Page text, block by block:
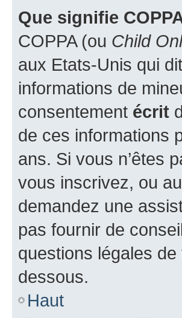
Que signifie
COPPA (ou Child
aux Etats-Unis qui
informations de
consentement écrit
de ces informations
ans. Si vous n’êtes
vous inscrivez, ou
demandez une
pas fournir de
questions légales
dessous.
Haut